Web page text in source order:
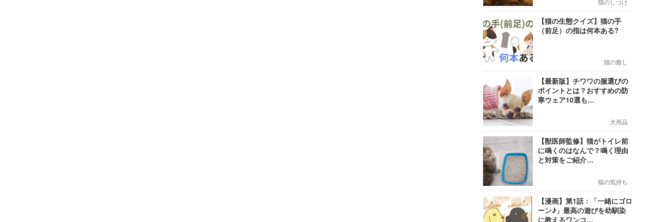
猫のしつけ
【猫の生態クイズ】猫の手
（前足）の指は何本ある?
猫の癒し
【最新版】チワワの服選びの
ポイントとは？おすすめの防
寒ウェア10選も…
犬用品
【獣医師監修】猫がトイレ前
に鳴くのはなんで？鳴く理由
と対策をご紹介…
猫の気持ち
【漫画】第1話：「一緒にゴロ
ーン♪」最高の遊びを幼馴染
に教えるワンコ…